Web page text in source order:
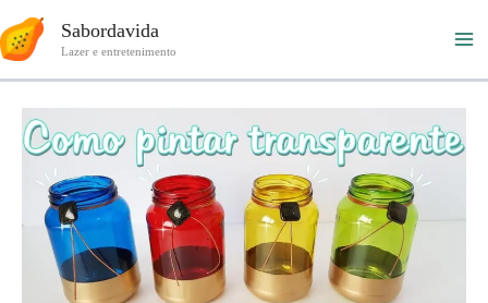
para
Sabordavida
Lazer e entretenimento